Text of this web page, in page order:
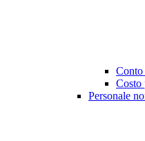
Conto
Costo
Personale